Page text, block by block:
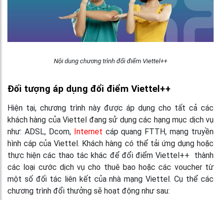
Nội dung chương trình đổi điểm Viettel++
Đối tượng áp dụng đổi điểm Viettel++
Hiện tại, chương trình này được áp dụng cho tất cả các
khách hàng của Viettel đang sử dụng các hạng mục dịch vụ
như: ADSL, Dcom, Internet cáp quang FTTH, mạng truyền
hình cáp của Viettel. Khách hàng có thể tải ứng dụng hoặc
thực hiện các thao tác khác để đổi điểm Viettel++ thành
các loại cước dịch vụ cho thuê bao hoặc các voucher từ
một số đối tác liên kết của nhà mạng Viettel. Cụ thể các
chương trình đổi thưởng sẽ hoạt động như sau: